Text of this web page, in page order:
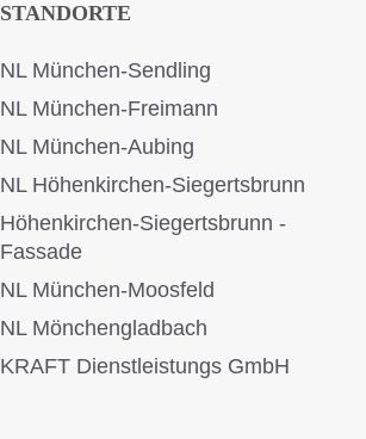
STANDORTE
NL München-Sendling
NL München-Freimann
NL München-Aubing
NL Höhenkirchen-Siegertsbrunn
Höhenkirchen-Siegertsbrunn -
Fassade
NL München-Moosfeld
NL Mönchengladbach
KRAFT Dienstleistungs GmbH